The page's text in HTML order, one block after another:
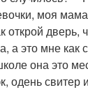
моя
открой дверь,
а это мне как
она это
одень свитер